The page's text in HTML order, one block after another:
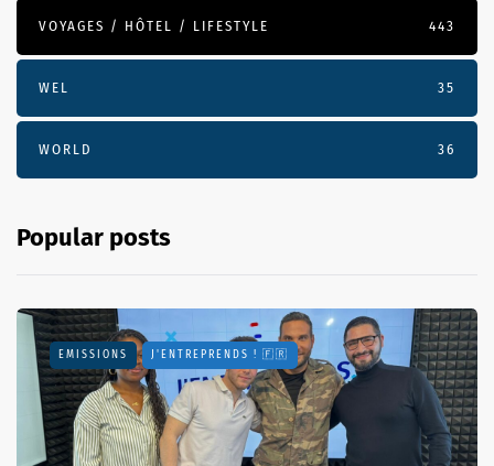
VOYAGES / HÔTEL / LIFESTYLE 443
WEL 35
WORLD 36
Popular posts
EMISSIONS J'ENTREPRENDS ! 🇫🇷